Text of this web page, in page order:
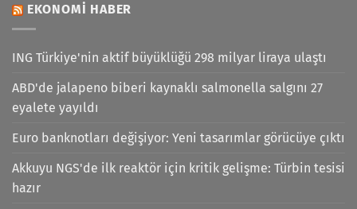
EKONOMI HABER
ING Türkiye'nin aktif büyüklüğü 298 milyar liraya ulaştı
ABD'de jalapeno biberi kaynaklı salmonella salgını 27
eyalete yayıldı
Euro banknotları değişiyor: Yeni tasarımlar görücüye çıktı
Akkuyu NGS'de ilk reaktör için kritik gelişme: Türbin tesisi
hazır